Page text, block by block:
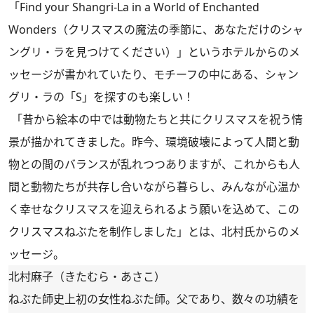
「Find your Shangri-La in a World of Enchanted
Wonders（クリスマスの魔法の季節に、あなただけのシャ
ングリ・ラを見つけてください）」というホテルからのメ
ッセージが書かれていたり、モチーフの中にある、シャン
グリ・ラの「S」を探すのも楽しい！
「昔から絵本の中では動物たちと共にクリスマスを祝う情
景が描かれてきました。昨今、環境破壊によって人間と動
物との間のバランスが乱れつつありますが、これからも人
間と動物たちが共存し合いながら暮らし、みんなが心温か
く幸せなクリスマスを迎えられるよう願いを込めて、この
クリスマスねぶたを制作しました」とは、北村氏からのメ
ッセージ。
北村麻子（きたむら・あさこ）
ねぶた師史上初の女性ねぶた師。父であり、数々の功績を